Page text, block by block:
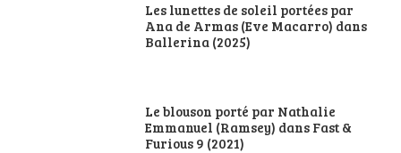
Les lunettes de soleil portées par
Ana de Armas (Eve Macarro) dans
Ballerina (2025)
Le blouson porté par Nathalie
Emmanuel (Ramsey) dans Fast &
Furious 9 (2021)